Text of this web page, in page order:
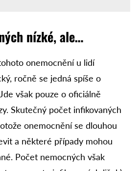
nízké, ale…
onemocnění u lidí
ročně se jedná spíše o
však pouze o oficiálně
Skutečný počet infikovaných
onemocnění se dlouhou
a některé případy mohou
Počet nemocných však